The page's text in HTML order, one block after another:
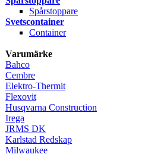
Spårstoppare
Svetscontainer
Container
Varumärke
Bahco
Cembre
Elektro-Thermit
Flexovit
Husqvarna Construction
Irega
JRMS DK
Karlstad Redskap
Milwaukee